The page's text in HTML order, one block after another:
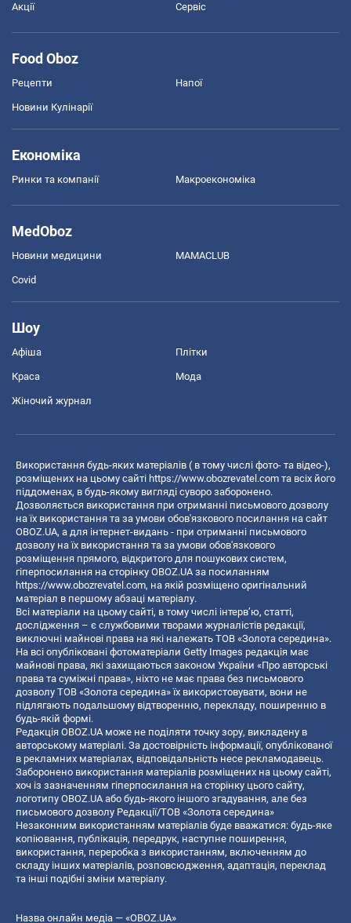
Акції Сервіс
Food Oboz
Рецепти Напої
Новини Кулінарії
Економіка
Ринки та компанії Макроекономіка
MedOboz
Новини медицини MAMACLUB
Covid
Шоу
Афіша Плітки
Краса Мода
Жіночий журнал
Використання будь-яких матеріалів ( в тому числі фото- та відео-),
розміщених на цьому сайті https://www.obozrevatel.com та всіх його
піддоменах, в будь-якому вигляді суворо заборонено.
Дозволяється використання при отриманні письмового дозволу
на їх використання та за умови обов'язкового посилання на сайт
OBOZ.UA, а для інтернет-видань - при отриманні письмового
дозволу на їх використання та за умови обов'язкового
розміщення прямого, відкритого для пошукових систем,
гіперпосилання на сторінку OBOZ.UA за посиланням
https://www.obozrevatel.com, на якій розміщено оригінальний
матеріал в першому абзаці матеріалу.
Всі матеріали на цьому сайті, в тому числі інтерв’ю, статті,
дослідження – є службовими творами журналістів редакції,
виключні майнові права на які належать ТОВ «Золота середина».
На всі опубліковані фотоматеріали Getty Images редакція має
майнові права, які захищаються законом України «Про авторські
права та суміжні права», ніхто не має права без письмового
дозволу ТОВ «Золота середина» їх використовувати, вони не
підлягають подальшому відтворенню, перекладу, поширенню в
будь-якій формі.
Редакція OBOZ.UA може не поділяти точку зору, викладену в
авторському матеріалі. За достовірність інформації, опублікованої
в рекламних матеріалах, відповідальність несе рекламодавець.
Заборонено використання матеріалів розміщених на цьому сайті,
хоч із зазначенням гіперпосилання на сторінку цього сайту,
логотипу OBOZ.UA або будь-якого іншого згадування, але без
письмового дозволу Редакції/ТОВ «Золота середина»
Незаконним використанням матеріалів буде вважатися: будь-яке
копiювання, публiкацiя, передрук, наступне поширення,
використання, переробка з використанням, включенням до
складу інших матеріалів, розповсюдження, адаптація, переклад
та інші подібні зміни матеріалу.
Назва онлайн медіа — «OBOZ.UA»